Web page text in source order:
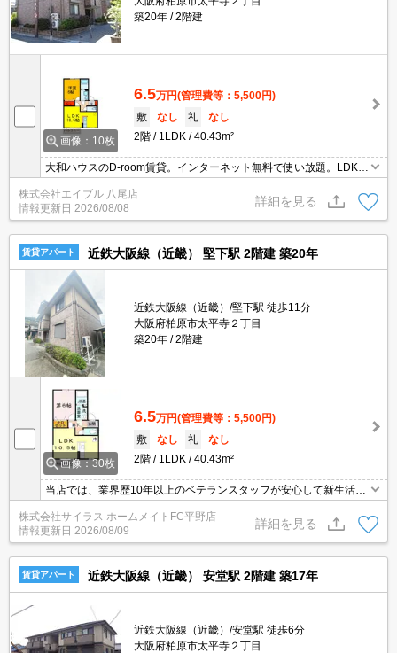
築20年
2階建
画像：10枚
6.5万円(管理費等：5,500円)
敷
なし 礼
なし
2階
1LDK 40.43m²
大和ハウスのD-room賃貸。インターネット無料で使い放題。LDKの
レイアウトはあなた次第。ペット飼育可物件ですよ。小型犬1匹ま
で飼育可。ぜひお問い合わせください!。
株式会社エイブル 八尾店
情報更新日 2026/08/08
詳細を見る
賃貸アパート 近鉄大阪線（近畿） 堅下駅 2階建 築20年
近鉄大阪線（近畿）/堅下駅 徒歩11分
大阪府柏原市太平寺２丁目
築20年
2階建
画像：30枚
6.5万円(管理費等：5,500円)
敷
なし 礼
なし
2階
1LDK 40.43m²
当店では、業界歴10年以上のベテランスタッフが安心して新生活を
送って頂けますよう精一杯のサポートを致します。当店は、初期費
用のクレジット決済が可能です。ご利用の際はスタッフまでお申し
付け下さいませ。お客様のご来店心よりお待ちしております。
株式会社サイラス ホームメイトFC平野店
情報更新日 2026/08/09
詳細を見る
賃貸アパート 近鉄大阪線（近畿） 安堂駅 2階建 築17年
近鉄大阪線（近畿）/安堂駅 徒歩6分
大阪府柏原市太平寺２丁目